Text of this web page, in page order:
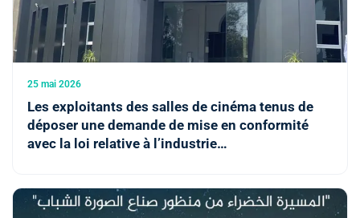
25 mai 2026
Les exploitants des salles de cinéma tenus de
déposer une demande de mise en conformité
avec la loi relative à l’industrie